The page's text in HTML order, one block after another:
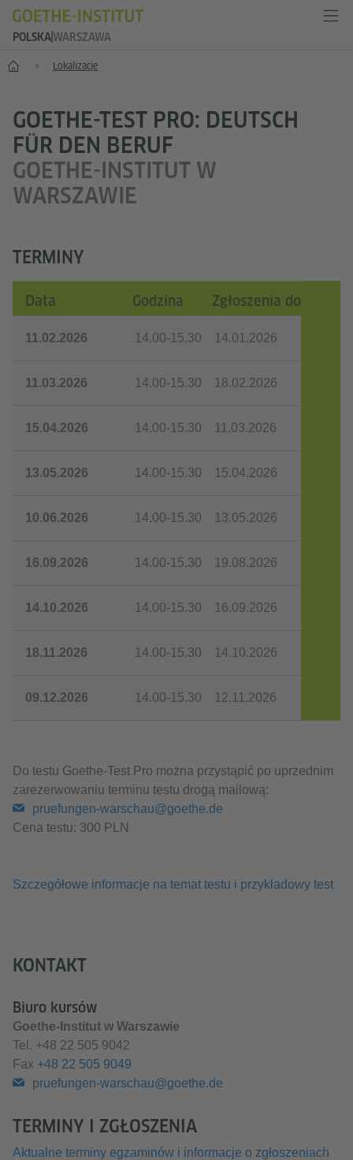
POLSKAWARSZAWA
Start Lokalizacje
GOETHE-TEST PRO: DEUTSCH
FÜR DEN BERUF
GOETHE-INSTITUT W
WARSZAWIE
TERMINY
Data Godzina Zgłoszenia do
11.02.2026 14.00-15.30 14.01.2026
11.03.2026 14.00-15.30 18.02.2026
15.04.2026 14.00-15.30 11.03.2026
13.05.2026 14.00-15.30 15.04.2026
10.06.2026 14.00-15.30 13.05.2026
16.09.2026 14.00-15.30 19.08.2026
14.10.2026 14.00-15.30 16.09.2026
18.11.2026 14.00-15.30 14.10.2026
09.12.2026 14.00-15.30 12.11.2026
Do testu Goethe-Test Pro można przystąpić po uprzednim
zarezerwowaniu terminu testu drogą mailową:
pruefungen-warschau@goethe.de
Cena testu: 300 PLN
Szczegółowe informacje na temat testu i przykładowy test
KONTAKT
Biuro kursów
Goethe-Institut w Warszawie
Tel. +48 22 505 9042
Fax +48 22 505 9049
pruefungen-warschau@goethe.de
TERMINY I ZGŁOSZENIA
Aktualne terminy egzaminów i informacje o zgłoszeniach